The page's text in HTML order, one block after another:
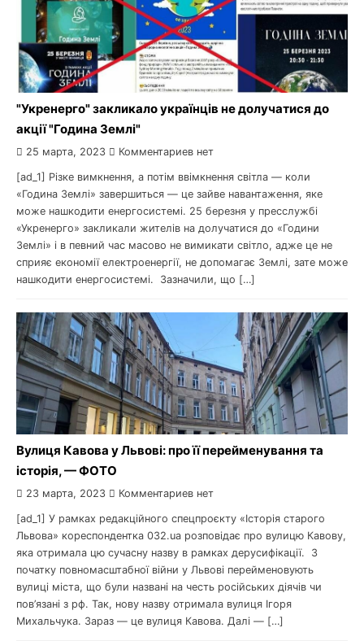
"Укренерго" закликало українців не долучатися до
акції "Година Землі"
25 марта, 2023 Комментариев нет
[ad_1] Різке вимкнення, а потім ввімкнення світла — коли
«Година Землі» завершиться — це зайве навантаження, яке
може нашкодити енергосистемі. 25 березня у пресслужбі
«Укренерго» закликали жителів на долучатися до «Години
Землі» і в певний час масово не вимикати світло, адже це не
сприяє економії електроенергії, не допомагає Землі, зате може
нашкодити енергосистемі. Зазначили, що […]
Вулиця Кавова у Львові: про її перейменування та
історія, — ФОТО
23 марта, 2023 Комментариев нет
[ad_1] У рамках редакційного спецпроєкту «Історія старого
Львова» кореспондентка 032.ua розповідає про вулицю Кавову,
яка отримала цю сучасну назву в рамках дерусифікації. З
початку повномасштабної війни у Львові перейменовують
вулиці міста, що були названі на честь російських діячів чи
пов’язані з рф. Так, нову назву отримала вулиця Ігоря
Михальчука. Зараз — це вулиця Кавова. Далі — […]